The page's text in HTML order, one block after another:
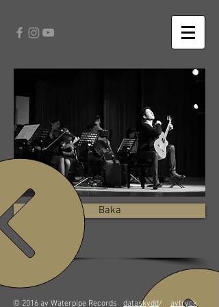
Baka
© 2016 av Waterpipe Records dataskydd/ avtryck